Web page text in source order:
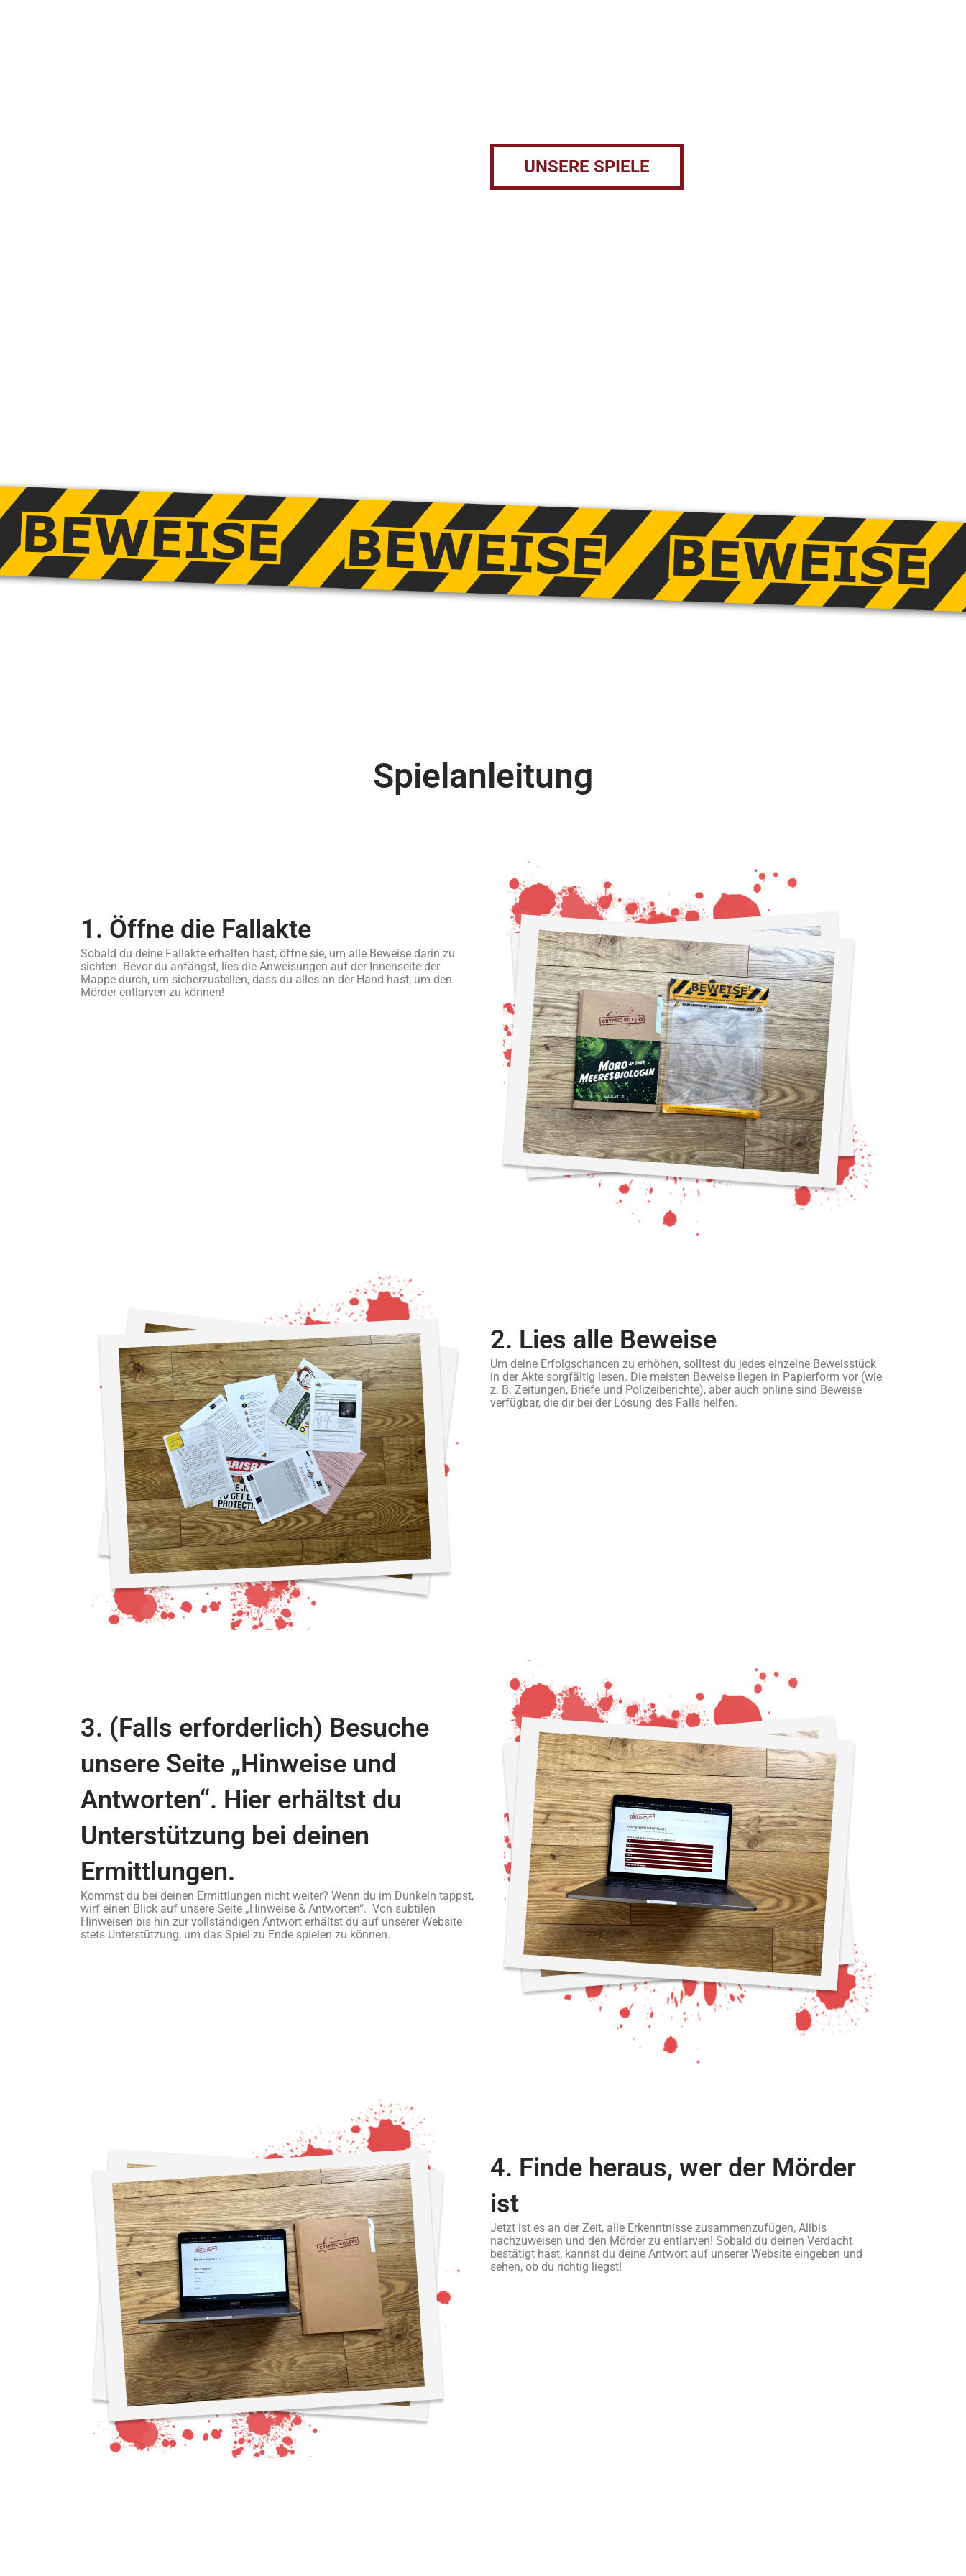
UNSERE SPIELE
Spielanleitung
1. Öffne die Fallakte
Sobald du deine Fallakte erhalten hast, öffne sie, um alle Beweise darin zu
sichten. Bevor du anfängst, lies die Anweisungen auf der Innenseite der
Mappe durch, um sicherzustellen, dass du alles an der Hand hast, um den
Mörder entlarven zu können!
2. Lies alle Beweise
Um deine Erfolgschancen zu erhöhen, solltest du jedes einzelne Beweisstück
in der Akte sorgfältig lesen. Die meisten Beweise liegen in Papierform vor (wie
z. B. Zeitungen, Briefe und Polizeiberichte), aber auch online sind Beweise
verfügbar, die dir bei der Lösung des Falls helfen.
3. (Falls erforderlich) Besuche
unsere Seite „Hinweise und
Antworten“. Hier erhältst du
Unterstützung bei deinen
Ermittlungen.
Kommst du bei deinen Ermittlungen nicht weiter? Wenn du im Dunkeln tappst,
wirf einen Blick auf unsere Seite „Hinweise & Antworten“. Von subtilen
Hinweisen bis hin zur vollständigen Antwort erhältst du auf unserer Website
stets Unterstützung, um das Spiel zu Ende spielen zu können.
4. Finde heraus, wer der Mörder
ist
Jetzt ist es an der Zeit, alle Erkenntnisse zusammenzufügen, Alibis
nachzuweisen und den Mörder zu entlarven! Sobald du deinen Verdacht
bestätigt hast, kannst du deine Antwort auf unserer Website eingeben und
sehen, ob du richtig liegst!